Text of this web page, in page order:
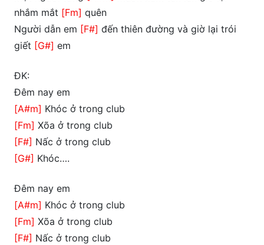
nhắm mắt [Fm] quên
Người dẫn em [F#] đến thiên đường và giờ lại trói
giết [G#] em
ĐK:
Đêm nay em
[A#m] Khóc ở trong club
[Fm] Xõa ở trong club
[F#] Nấc ở trong club
[G#] Khóc….
Đêm nay em
[A#m] Khóc ở trong club
[Fm] Xõa ở trong club
[F#] Nấc ở trong club